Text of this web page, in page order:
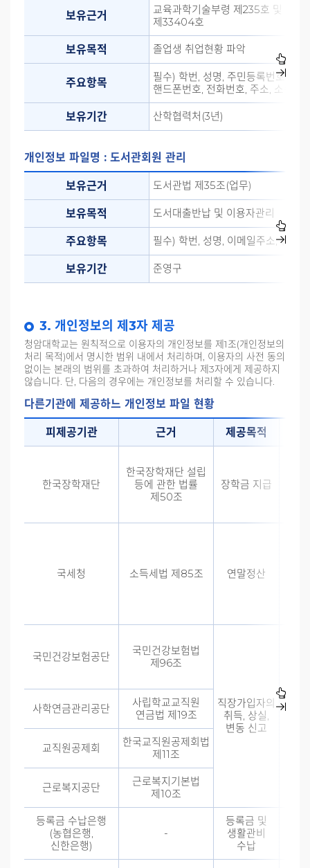
보유근거
교육과학기술부령 제235호 및 통계
제33404호
보유목적 졸업생 취업현황 파악
주요항목
필수) 학번, 성명, 주민등록번호, 외
핸드폰번호, 전화번호, 주소, 소속학
보유기간 산학협력처(3년)
개인정보 파일명 : 도서관회원 관리
보유근거 도서관법 제35조(업무)
보유목적 도서대출반납 및 이용자관리
주요항목 필수) 학번, 성명, 이메일주소, 핸드
보유기간 준영구
3. 개인정보의 제3자 제공
청암대학교는 원칙적으로 이용자의 개인정보를 제1조(개인정보의
처리 목적)에서 명시한 범위 내에서 처리하며, 이용자의 사전 동의
없이는 본래의 범위를 초과하여 처리하거나 제3자에게 제공하지
않습니다. 단, 다음의 경우에는 개인정보를 처리할 수 있습니다.
다른기관에 제공하느 개인정보 파일 현황
피제공기관 근거 제공목적
한국장학재단
한국장학재단 설립
등에 관한 법률
제50조
장학금 지급
국세청 소득세법 제85조 연말정산
국민건강보험공단
국민건강보험법
제96조
직장가입자의
취득, 상실,
변동 신고
사학연금관리공단
사립학교교직원
연금법 제19조
교직원공제회
한국교직원공제회법
제11조
근로복지공단
근로복지기본법
제10조
등록금 수납은행
(농협은행,
신한은행)
-
등록금 및
생활관비
수납